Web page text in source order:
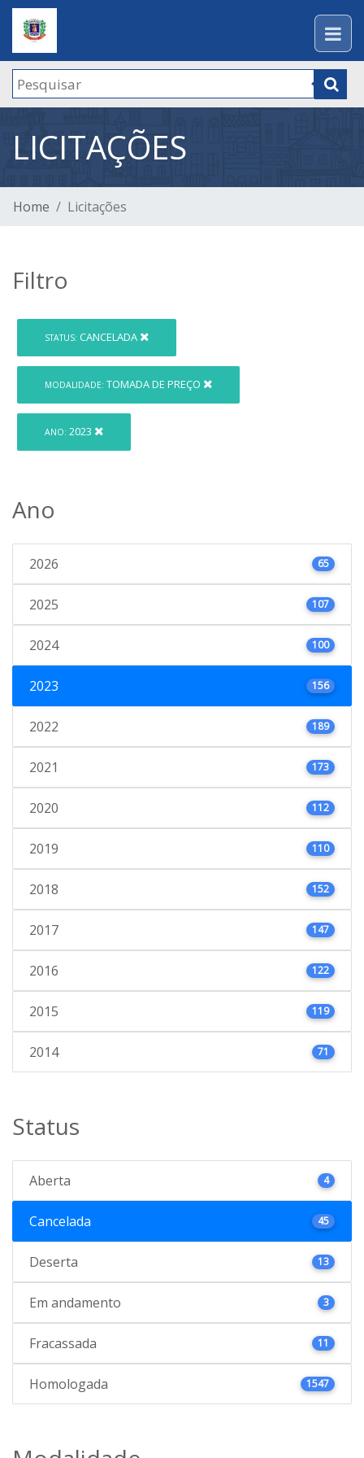
LICITAÇÕES
Home Licitações
Filtro
STATUS: CANCELADA
MODALIDADE: TOMADA DE PREÇO
ANO: 2023
Ano
2026 65
2025 107
2024 100
2023 156
2022 189
2021 173
2020 112
2019 110
2018 152
2017 147
2016 122
2015 119
2014 71
Status
Aberta 4
Cancelada 45
Deserta 13
Em andamento 3
Fracassada 11
Homologada 1547